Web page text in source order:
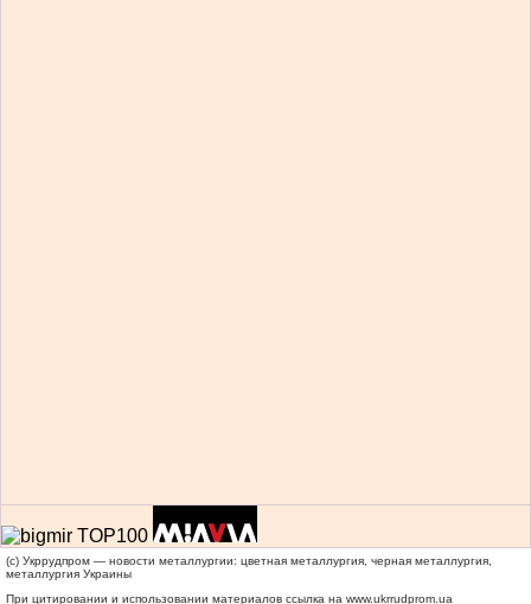
(c) Укррудпром — новости металлургии: цветная металлургия, черная металлургия,
металлургия Украины
При цитировании и использовании материалов ссылка на www.ukrrudprom.ua